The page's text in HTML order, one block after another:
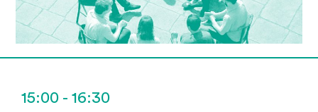
15:00 - 16:30